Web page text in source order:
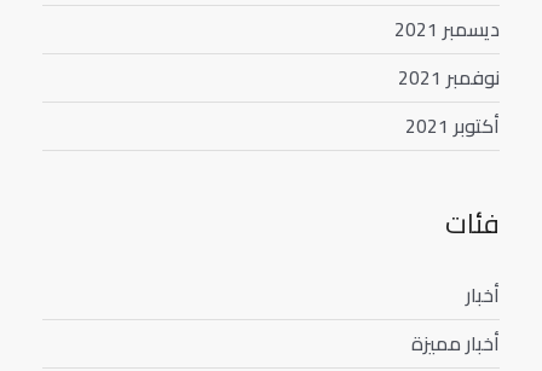
ديسمبر 2021
نوفمبر 2021
أكتوبر 2021
فئات
أخبار
أخبار مميزة